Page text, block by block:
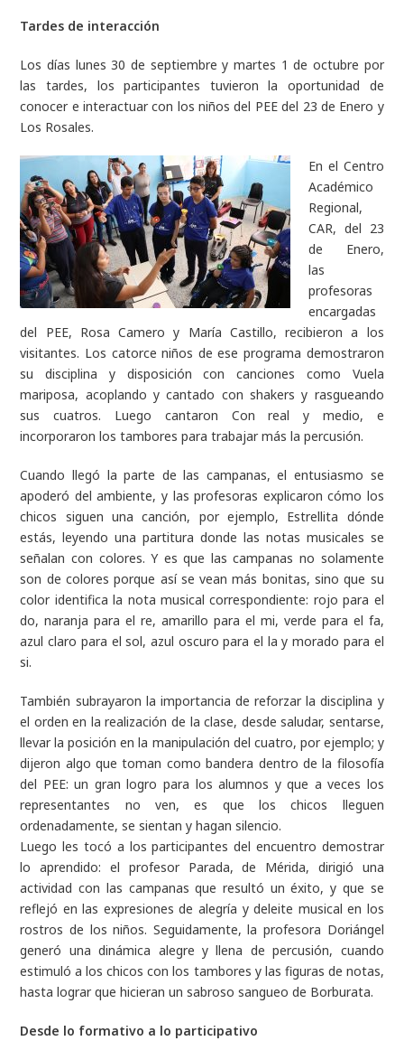
Tardes de interacción
Los días lunes 30 de septiembre y martes 1 de octubre por
las tardes, los participantes tuvieron la oportunidad de
conocer e interactuar con los niños del PEE del 23 de Enero y
Los Rosales.
En el Centro
Académico
Regional,
CAR, del 23
de Enero,
las
profesoras
encargadas
del PEE, Rosa Camero y María Castillo, recibieron a los
visitantes. Los catorce niños de ese programa demostraron
su disciplina y disposición con canciones como Vuela
mariposa, acoplando y cantado con shakers y rasgueando
sus cuatros. Luego cantaron Con real y medio, e
incorporaron los tambores para trabajar más la percusión.
Cuando llegó la parte de las campanas, el entusiasmo se
apoderó del ambiente, y las profesoras explicaron cómo los
chicos siguen una canción, por ejemplo, Estrellita dónde
estás, leyendo una partitura donde las notas musicales se
señalan con colores. Y es que las campanas no solamente
son de colores porque así se vean más bonitas, sino que su
color identifica la nota musical correspondiente: rojo para el
do, naranja para el re, amarillo para el mi, verde para el fa,
azul claro para el sol, azul oscuro para el la y morado para el
si.
También subrayaron la importancia de reforzar la disciplina y
el orden en la realización de la clase, desde saludar, sentarse,
llevar la posición en la manipulación del cuatro, por ejemplo; y
dijeron algo que toman como bandera dentro de la filosofía
del PEE: un gran logro para los alumnos y que a veces los
representantes no ven, es que los chicos lleguen
ordenadamente, se sientan y hagan silencio.
Luego les tocó a los participantes del encuentro demostrar
lo aprendido: el profesor Parada, de Mérida, dirigió una
actividad con las campanas que resultó un éxito, y que se
reflejó en las expresiones de alegría y deleite musical en los
rostros de los niños. Seguidamente, la profesora Doriángel
generó una dinámica alegre y llena de percusión, cuando
estimuló a los chicos con los tambores y las figuras de notas,
hasta lograr que hicieran un sabroso sangueo de Borburata.
Desde lo formativo a lo participativo